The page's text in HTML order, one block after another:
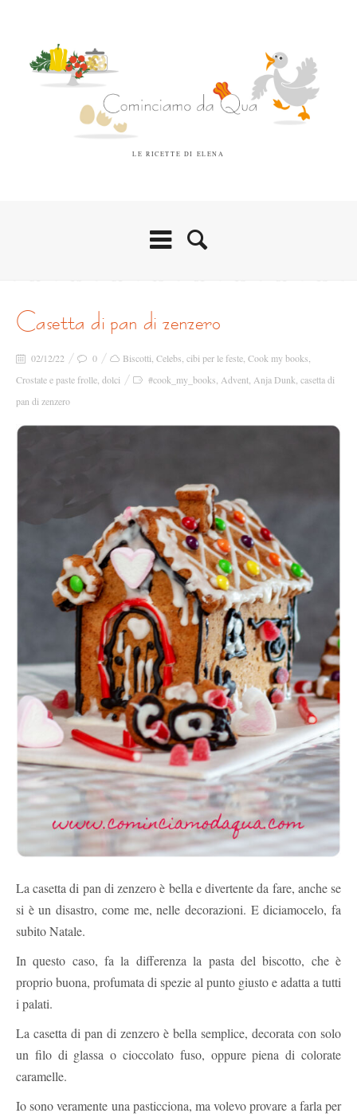
LE RICETTE DI ELENA
casetta di pan di zenzero
02/12/22 0 Biscotti Celebs cibi per le feste Cook my books
Crostate e paste frolle dolci #cook_my_books Advent Anja Dunk casetta di
pan di zenzero
La casetta di pan di zenzero è bella e divertente da fare, anche se
si è un disastro, come me, nelle decorazioni. E diciamocelo, fa
subito Natale.
In questo caso, fa la differenza la pasta del biscotto, che è
proprio buona, profumata di spezie al punto giusto e adatta a tutti
i palati.
La casetta di pan di zenzero è bella semplice, decorata con solo
un filo di glassa o cioccolato fuso, oppure piena di colorate
caramelle.
Io sono veramente una pasticciona, ma volevo provare a farla per